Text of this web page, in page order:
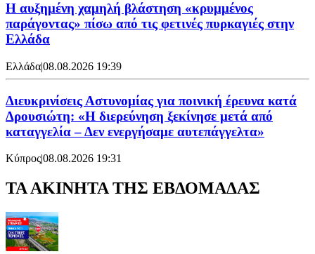
Η αυξημένη χαμηλή βλάστηση «κρυμμένος
παράγοντας» πίσω από τις φετινές πυρκαγιές στην
Ελλάδα
Ελλάδα|08.08.2026 19:39
Διευκρινίσεις Αστυνομίας για ποινική έρευνα κατά
Δρουσιώτη: «Η διερεύνηση ξεκίνησε μετά από
καταγγελία – Δεν ενεργήσαμε αυτεπάγγελτα»
Κύπρος|08.08.2026 19:31
ΤΑ ΑΚΙΝΗΤΑ ΤΗΣ ΕΒΔΟΜΑΔΑΣ